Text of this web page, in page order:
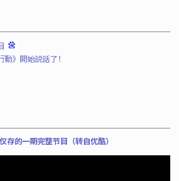
》開始説話了！
存的一期完整节目（转自优酷）